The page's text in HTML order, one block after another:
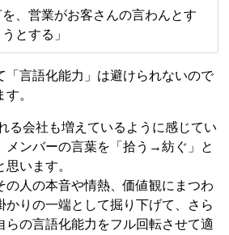
、営業がお客さんの言わんとす
とする」
「言語化能力」は避けられないので
。
る会社も増えているように感じてい
メンバーの言葉を「拾う→紡ぐ」と
います。
の人の本音や情熱、価値観にまつわ
かりの一端として掘り下げて、さら
らの言語化能力をフル回転させて適